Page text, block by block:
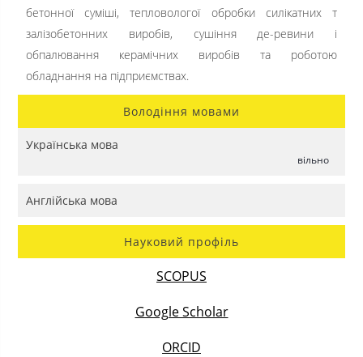
бетонної суміші, тепловологої обробки силікатних т
залізобетонних виробів, сушіння де-ревини і
обпалювання керамічних виробів та роботою
обладнання на підприємствах.
Володіння мовами
Українська мова
вільно
Англійська мова
Науковий профіль
SCOPUS
Google Scholar
ORCID